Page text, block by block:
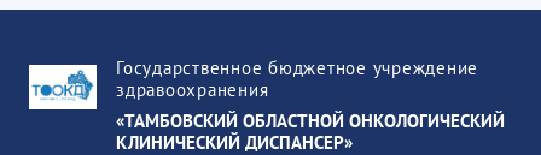
Государственное бюджетное учреждение
здравоохранения
«ТАМБОВСКИЙ ОБЛАСТНОЙ ОНКОЛОГИЧЕСКИЙ
КЛИНИЧЕСКИЙ ДИСПАНСЕР»